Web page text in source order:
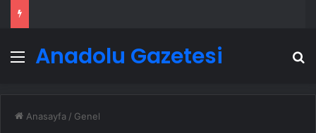
Menü
Anadolu Gazetesi
Anasayfa / Genel